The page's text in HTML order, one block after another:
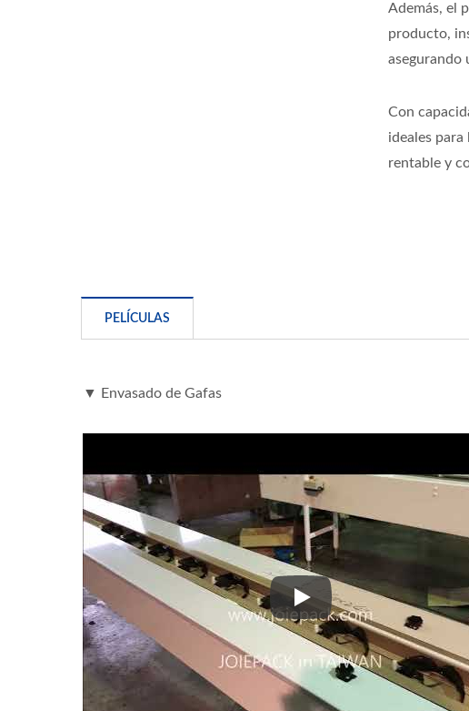
Además, el
producto,
asegurando
Con
ideales
rentable y
PELÍCULAS
▼ Envasado de Gafas
▼ Envasado de Gafas